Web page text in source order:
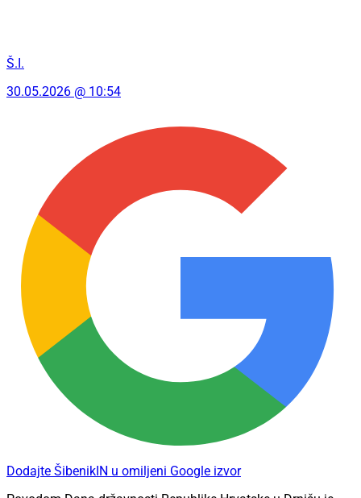
Š.I.
30.05.2026 @ 10:54
Dodajte ŠibenikIN u omiljeni Google izvor